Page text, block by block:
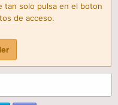
tan solo pulsa en el boton
de acceso.